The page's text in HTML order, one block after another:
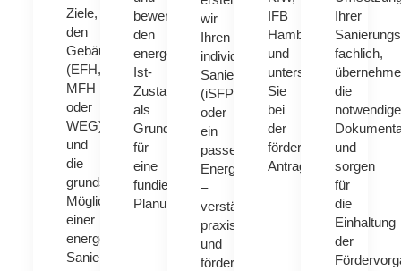
Ziele,
den
Gebäudetyp
(EFH,
MFH
oder
WEG)
und
die
grundsätzlichen
Möglichkeiten
einer
energetischen
Sanierung.
bewerten
den
energetischen
Ist-
Zustand
als
Grundlage
für
eine
fundierte
Planung.
wir
Ihren
individuellen
Sanierungsfahrplan
(iSFP)
oder
ein
passendes
Energiekonzept
–
verständlich,
praxisnah
und
förderfähig.
IFB
Hamburg)
und
unterstützen
Sie
bei
der
förderkonformen
Antragstellung.
Ihrer
fachlich,
die
notwendige
und
sorgen
für
die
Einhaltung
der